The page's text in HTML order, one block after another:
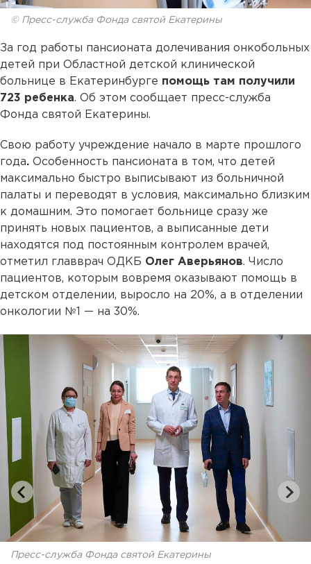
© Пресс-служба Фонда святой Екатерины
За год работы пансионата долечивания онкобольных
детей при Областной детской клинической
больнице в Екатеринбурге помощь там получили
723 ребенка. Об этом сообщает пресс-служба
Фонда святой Екатерины.
Свою работу учреждение начало в марте прошлого
года. Особенность пансионата в том, что детей
максимально быстро выписывают из больничной
палаты и переводят в условия, максимально близким
к домашним. Это помогает больнице сразу же
принять новых пациентов, а выписанные дети
находятся под постоянным контролем врачей,
отметил главврач ОДКБ Олег Аверьянов. Число
пациентов, которым вовремя оказывают помощь в
детском отделении, выросло на 20%, а в отделении
онкологии №1 — на 30%.
Пресс-служба Фонда святой Екатерины